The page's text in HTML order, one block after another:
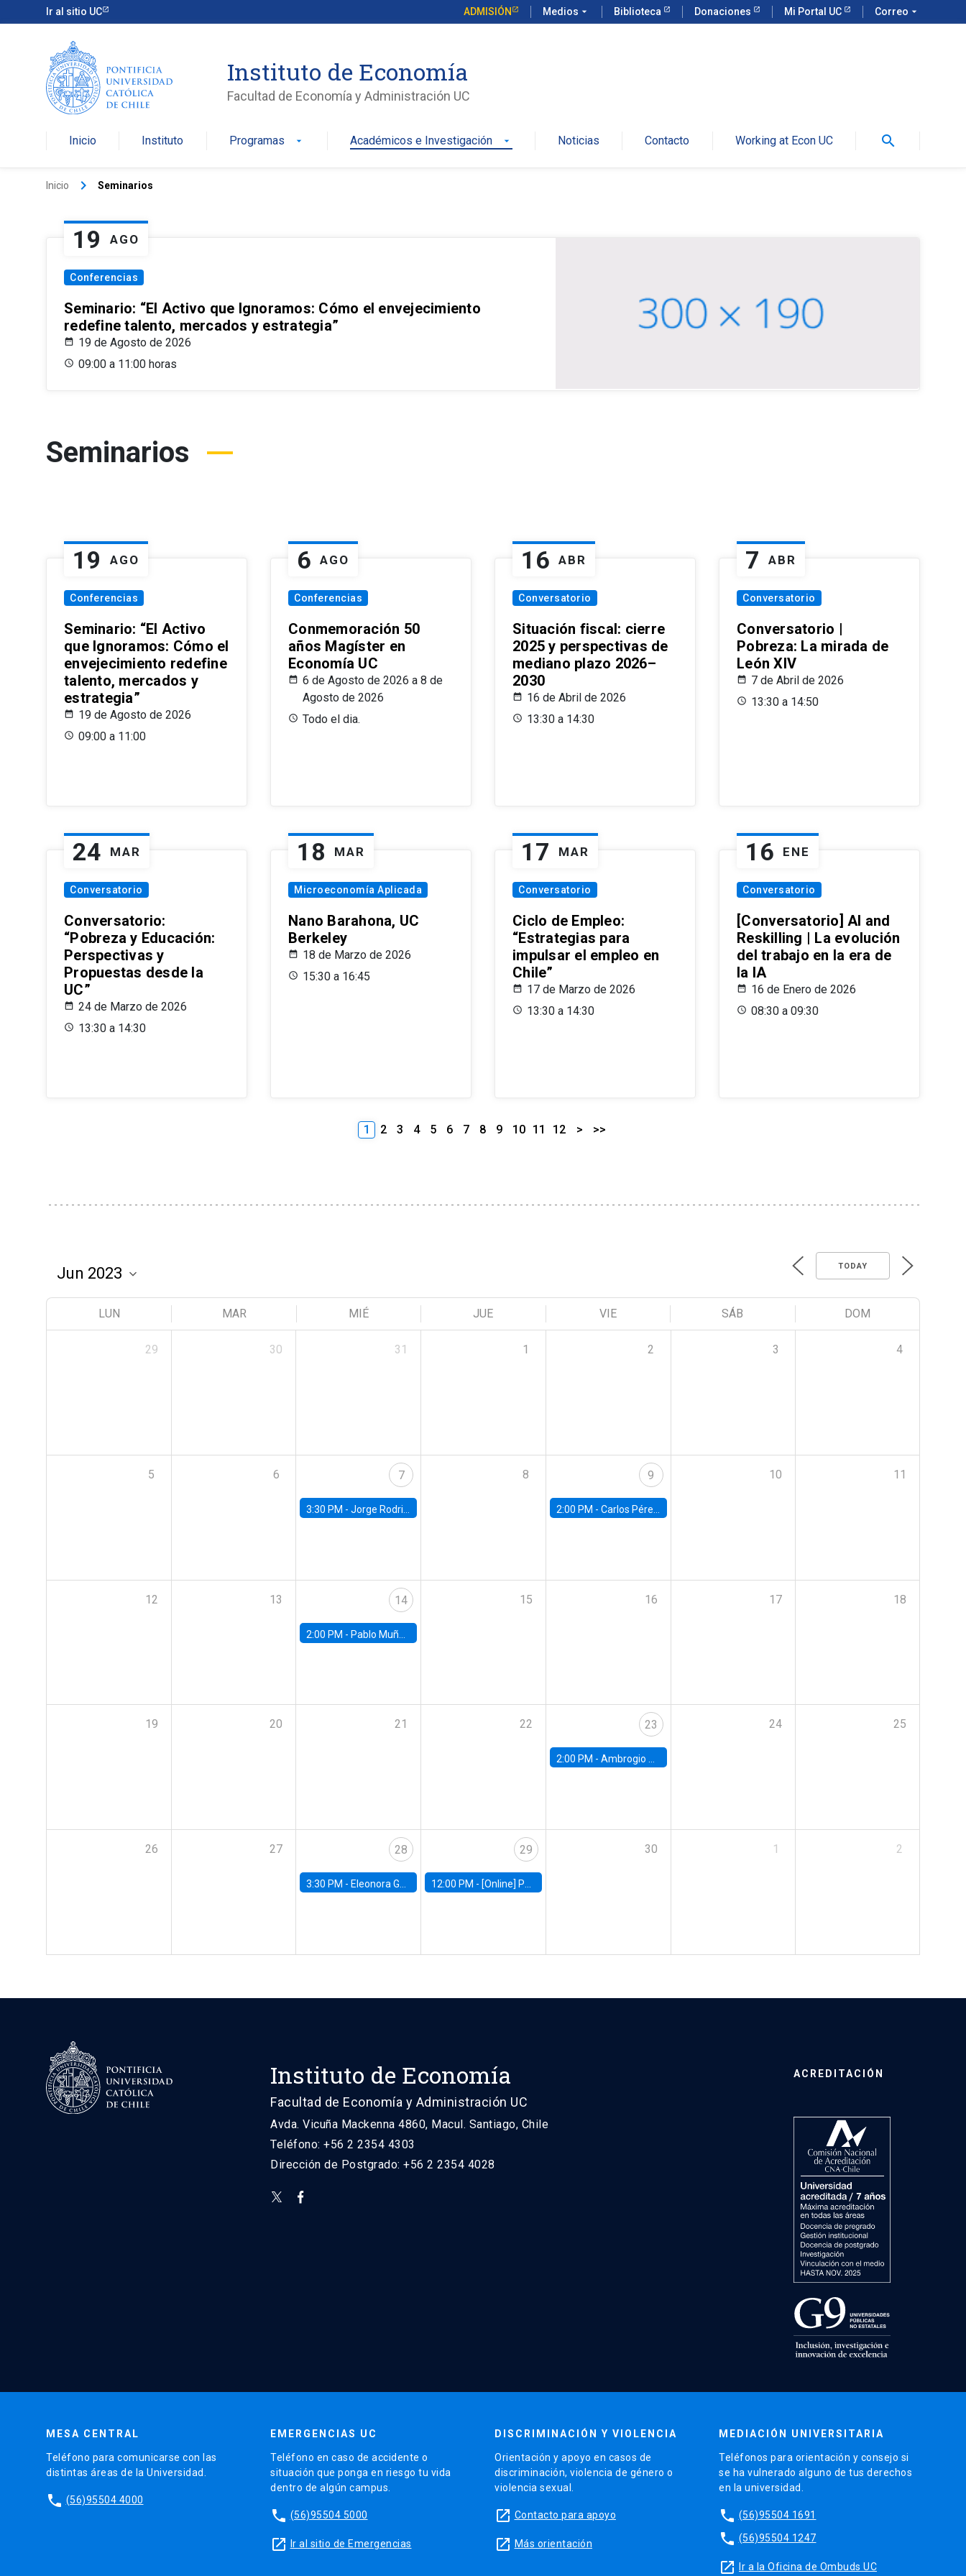
Ir al sitio UC ADMISIÓN Medios arrow_drop_down Biblioteca Donaciones Mi Portal UC Correo arrow_drop_down
Instituto de Economía
Facultad de Economía y Administración UC
Inicio Instituto Programas arrow_drop_down Académicos e Investigación arrow_drop_down Noticias Contacto Working at Econ UC search
Inicio keyboard_arrow_right Seminarios
19 AGO
Conferencias
Seminario: “El Activo que Ignoramos: Cómo el envejecimiento
redefine talento, mercados y estrategia”
19 de Agosto de 2026
09:00 a 11:00 horas
Seminarios
19 AGO
Conferencias
Seminario: “El Activo
que Ignoramos: Cómo el
envejecimiento redefine
talento, mercados y
estrategia”
19 de Agosto de 2026
09:00 a 11:00
6 AGO
Conferencias
Conmemoración 50
años Magíster en
Economía UC
6 de Agosto de 2026 a 8 de
Agosto de 2026
Todo el dia.
16 ABR
Conversatorio
Situación fiscal: cierre
2025 y perspectivas de
mediano plazo 2026–
2030
16 de Abril de 2026
13:30 a 14:30
7 ABR
Conversatorio
Conversatorio |
Pobreza: La mirada de
León XIV
7 de Abril de 2026
13:30 a 14:50
24 MAR
Conversatorio
Conversatorio:
“Pobreza y Educación:
Perspectivas y
Propuestas desde la
UC”
24 de Marzo de 2026
13:30 a 14:30
18 MAR
Microeconomía Aplicada
Nano Barahona, UC
Berkeley
18 de Marzo de 2026
15:30 a 16:45
17 MAR
Conversatorio
Ciclo de Empleo:
“Estrategias para
impulsar el empleo en
Chile”
17 de Marzo de 2026
13:30 a 14:30
16 ENE
Conversatorio
[Conversatorio] AI and
Reskilling | La evolución
del trabajo en la era de
la IA
16 de Enero de 2026
08:30 a 09:30
1 2 3 4 5 6 7 8 9 10 11 12 > >>
TODAY
LUN MAR MIÉ JUE VIE SÁB DOM
29 30 31 1 2 3 4
5 6 7
3:30 PM -Jorge Rodriguez, Universidad de Los Andes
8 9
2:00 PM - Carlos Pérez, Universidad Finis Terrae
10 11
12 13 14
2:00 PM - Pablo Muñoz, Universidad de Chile
15 16 17 18
19 20 21 22 23
2:00 PM - Ambrogio Cesa-Bianchi, Bank of England
24 25
26 27 28
3:30 PM - Eleonora Guarnieri, Exeter University
29
12:00 PM - [Online] Pablo Slutzky, University of Maryland
30 1 2
Instituto de Economía
Facultad de Economía y Administración UC
Avda. Vicuña Mackenna 4860, Macul. Santiago, Chile
Teléfono: +56 2 2354 4303
Dirección de Postgrado: +56 2 2354 4028
ACREDITACIÓN
MESA CENTRAL
Teléfono para comunicarse con las
distintas áreas de la Universidad.
phone (56)95504 4000
EMERGENCIAS UC
Teléfono en caso de accidente o
situación que ponga en riesgo tu vida
dentro de algún campus.
phone (56)95504 5000
launch Ir al sitio de Emergencias
DISCRIMINACIÓN Y VIOLENCIA
Orientación y apoyo en casos de
discriminación, violencia de género o
violencia sexual.
launch Contacto para apoyo
launch Más orientación
MEDIACIÓN UNIVERSITARIA
Teléfonos para orientación y consejo si
se ha vulnerado alguno de tus derechos
en la universidad.
phone (56)95504 1691
phone (56)95504 1247
launch Ir a la Oficina de Ombuds UC